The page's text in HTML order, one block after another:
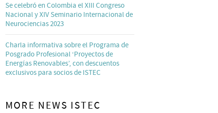
Se celebró en Colombia el XIII Congreso
Nacional y XIV Seminario Internacional de
Neurociencias 2023
Charla informativa sobre el Programa de
Posgrado Profesional ‘Proyectos de
Energías Renovables’, con descuentos
exclusivos para socios de ISTEC
MORE NEWS ISTEC